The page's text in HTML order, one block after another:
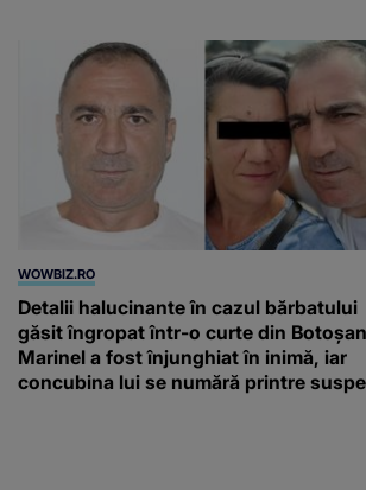
WOWBIZ.RO
Detalii halucinante în cazul bărbatului
găsit îngropat într-o curte din
Marinel a fost înjunghiat în inimă, iar
concubina lui se numără printre